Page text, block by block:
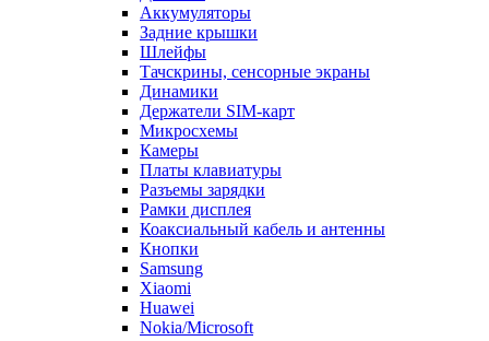
Динамики
Держатели SIM-карт
Микросхемы
Камеры
Платы клавиатуры
Разъемы зарядки
Рамки дисплея
Коаксиальный кабель и антенны
Кнопки
Samsung
Xiaomi
Huawei
Nokia/Microsoft
Sony
ASUS
HTC
Meizu